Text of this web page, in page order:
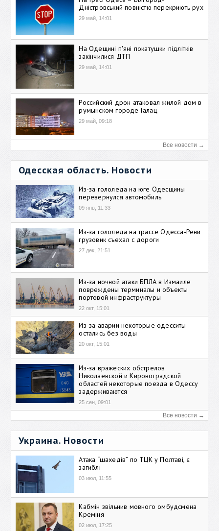
Дністровський повністю перекриють рух
29 май, 14:01
На Одещині п'яні покатушки підлітків
закінчилися ДТП
29 май, 14:01
Российский дрон атаковал жилой дом в
румынском городе Галац
29 май, 09:18
Все новости →
Одесская область. Новости
Из-за гололеда на юге Одесщины
перевернулся автомобиль
09 янв, 11:33
Из-за гололеда на трассе Одесса-Рени
грузовик съехал с дороги
27 дек, 21:51
Из-за ночной атаки БПЛА в Измаиле
повреждены терминалы и объекты
портовой инфраструктуры
22 окт, 15:01
Из-за аварии некоторые одесситы
остались без воды
20 окт, 15:01
Из-за вражеских обстрелов
Николаевской и Кировоградской
областей некоторые поезда в Одессу
задерживаются
25 сен, 09:01
Все новости →
Украина. Новости
Атака “шахедів” по ТЦК у Полтаві, є
загиблі
03 июл, 11:55
Кабмін звільнив мовного омбудсмена
Креміня
02 июл, 17:25